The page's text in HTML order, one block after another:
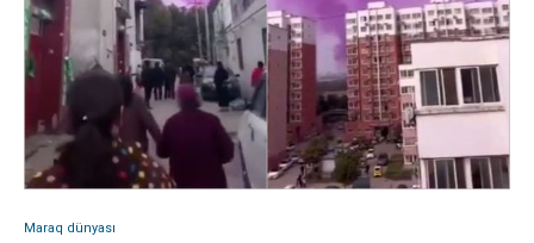
Maraq dünyası